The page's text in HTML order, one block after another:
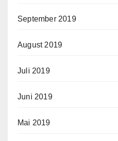
September 2019
August 2019
Juli 2019
Juni 2019
Mai 2019